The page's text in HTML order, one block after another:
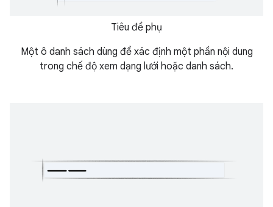
Tiêu đề phụ
Một ô danh sách dùng để xác định một phần nội dung
trong chế độ xem dạng lưới hoặc danh sách.